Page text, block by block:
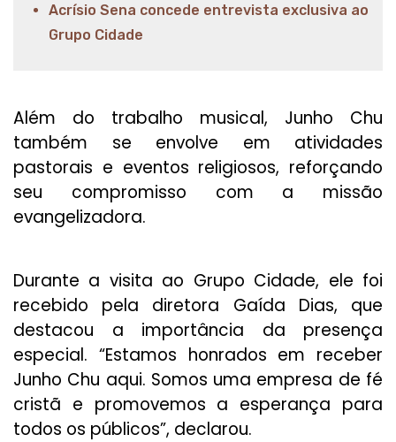
Acrísio Sena concede entrevista exclusiva ao
Grupo Cidade
Além do trabalho musical, Junho Chu
também se envolve em atividades
pastorais e eventos religiosos, reforçando
seu compromisso com a missão
evangelizadora.
Durante a visita ao Grupo Cidade, ele foi
recebido pela diretora Gaída Dias, que
destacou a importância da presença
especial. “Estamos honrados em receber
Junho Chu aqui. Somos uma empresa de fé
cristã e promovemos a esperança para
todos os públicos”, declarou.